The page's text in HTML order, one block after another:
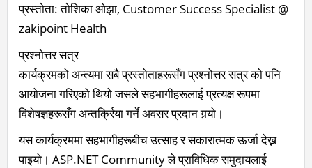
प्रस्तोता: तोशिका ओझा, Customer Success Specialist @
zakipoint Health
प्रश्नोत्तर सत्र
कार्यक्रमको अन्त्यमा सबै प्रस्तोताहरूसँग प्रश्नोत्तर सत्र को पनि
आयोजना गरिएको थियो जसले सहभागीहरूलाई प्रत्यक्ष रूपमा
विशेषज्ञहरूसँग अन्तर्क्रिया गर्ने अवसर प्रदान गर्‍यो।
यस कार्यक्रममा सहभागीहरूबीच उत्साह र सकारात्मक ऊर्जा देख्न
पाइयो। ASP.NET Community ले प्राविधिक समुदायलाई